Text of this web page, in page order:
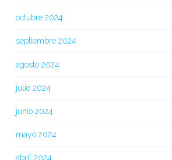
octubre 2024
septiembre 2024
agosto 2024
julio 2024
junio 2024
mayo 2024
abril 2024